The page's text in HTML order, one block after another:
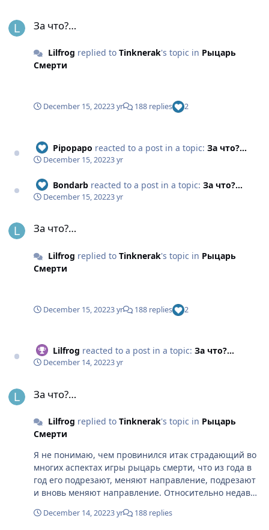
За что?…
Lilfrog replied to Tinknerak's topic in Рыцарь
Смерти
December 15, 20223 yr 188 replies 2
Pipopapo reacted to a post in a topic: За что?…
December 15, 20223 yr
Bondarb reacted to a post in a topic: За что?…
December 15, 20223 yr
За что?…
Lilfrog replied to Tinknerak's topic in Рыцарь
Смерти
December 15, 20223 yr 188 replies 2
Lilfrog reacted to a post in a topic: За что?…
December 14, 20223 yr
За что?…
Lilfrog replied to Tinknerak's topic in Рыцарь
Смерти
Я не понимаю, чем провинился итак страдающий во
многих аспектах игры рыцарь смерти, что из года в
год его подрезают, меняют направление, подрезают
и вновь меняют направление. Относительно недавно
ребалансе пофиксили физ. урон, добавили хороший
December 14, 20223 yr 188 replies